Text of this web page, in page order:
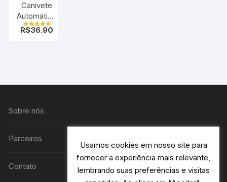
Canivete
Automático
Tático
Avaliação
R$36.90
Sobre nós
Parceiros
Contato
Usamos cookies em nosso site para
fornecer a experiência mais relevante,
lembrando suas preferências e visitas